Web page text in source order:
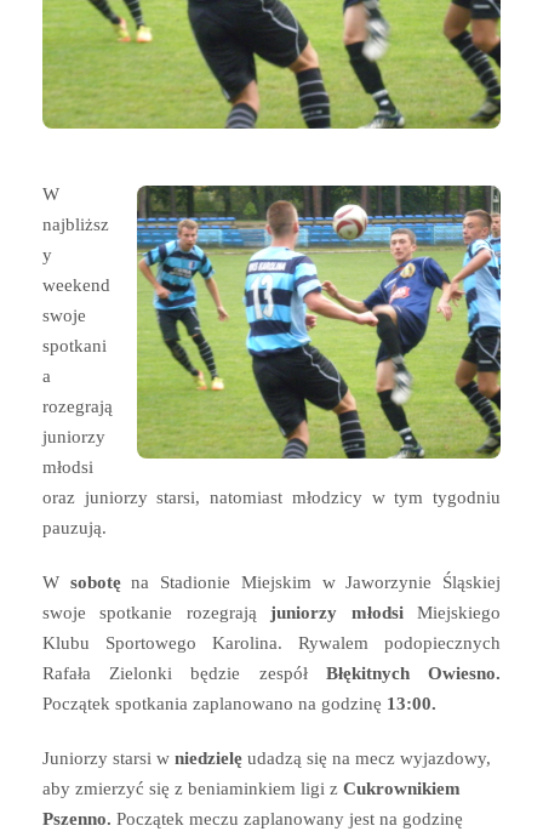
W
najbliższ
y
weekend
swoje
spotkani
a
rozegrają
juniorzy
młodsi
oraz juniorzy starsi, natomiast młodzicy w tym tygodniu
pauzują.
W sobotęna Stadionie Miejskim w Jaworzynie Śląskiej
swoje spotkanie rozegrająjuniorzy młodsiMiejskiego
Klubu Sportowego Karolina. Rywalem podopiecznych
Rafała Zielonki będzie zespół Błękitnych Owiesno.
Początek spotkania zaplanowano na godzinę 13:00.
Juniorzy starsi w niedzielę udadzą się na mecz wyjazdowy,
aby zmierzyć się z beniaminkiem ligi z Cukrownikiem
Pszenno. Początek meczu zaplanowany jest na godzinę